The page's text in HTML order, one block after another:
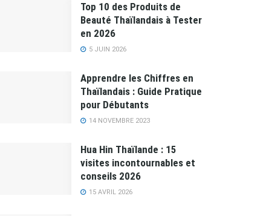
Top 10 des Produits de
Beauté Thaïlandais à Tester
en 2026
5 JUIN 2026
Apprendre les Chiffres en
Thaïlandais : Guide Pratique
pour Débutants
14 NOVEMBRE 2023
Hua Hin Thaïlande : 15
visites incontournables et
conseils 2026
15 AVRIL 2026